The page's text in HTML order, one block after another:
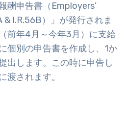
酬申告書（Employers’
& I.R.56B）」が発行されま
前年4月～今年3月）に支給
個別の申告書を作成し、1か
出します。この時に申告し
渡されます。